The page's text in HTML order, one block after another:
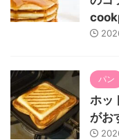
パン
ホッ
がお